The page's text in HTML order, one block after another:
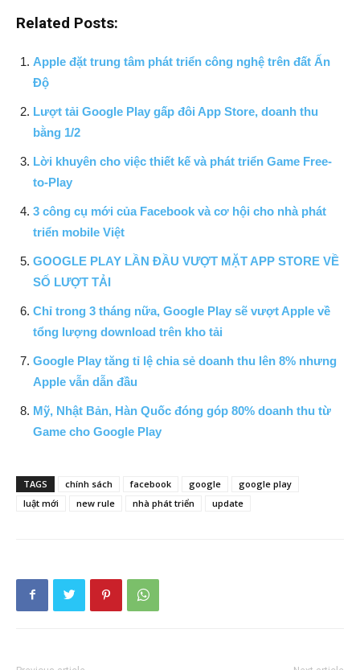
Related Posts:
Apple đặt trung tâm phát triển công nghệ trên đất Ấn
Độ
Lượt tải Google Play gấp đôi App Store, doanh thu
bằng 1/2
Lời khuyên cho việc thiết kế và phát triển Game Free-
to-Play
3 công cụ mới của Facebook và cơ hội cho nhà phát
triển mobile Việt
GOOGLE PLAY LẦN ĐẦU VƯỢT MẶT APP STORE VỀ
SỐ LƯỢT TẢI
Chỉ trong 3 tháng nữa, Google Play sẽ vượt Apple về
tổng lượng download trên kho tải
Google Play tăng tỉ lệ chia sẻ doanh thu lên 8% nhưng
Apple vẫn dẫn đầu
Mỹ, Nhật Bản, Hàn Quốc đóng góp 80% doanh thu từ
Game cho Google Play
TAGS chính sách facebook google
google play
luật mới
new rule nhà phát triển update